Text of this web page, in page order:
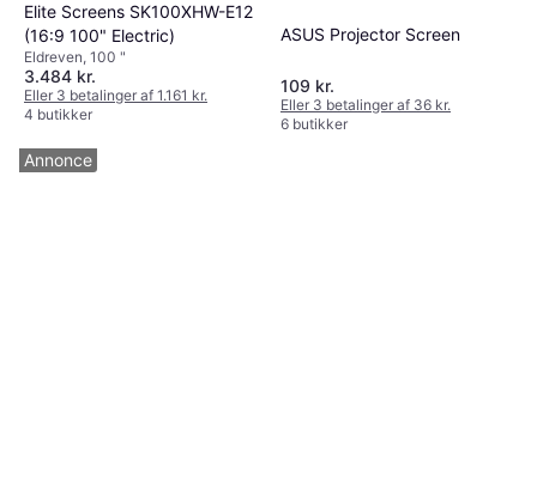
Elite Screens SK100XHW-E12
(16:9 100" Electric)
Eldreven, 100 "
3.484 kr.
Eller 3 betalinger af 1.161 kr.
4 butikker
ASUS Projector Screen
109 kr.
Eller 3 betalinger af 36 kr.
6 butikker
Annonce